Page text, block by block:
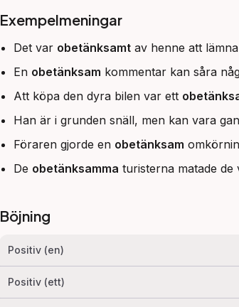
Exempelmeningar
Det var obetänksamt av henne att
En obetänksam kommentar kan såra
Att köpa den dyra bilen var ett
Han är i grunden snäll, men kan vara
Föraren gjorde en obetänksam
De obetänksamma turisterna matade
Böjning
Positiv (en)
Positiv (ett)